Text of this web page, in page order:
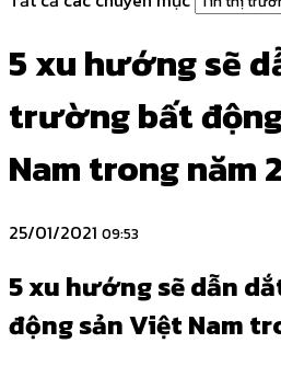
5 xu hướng sẽ
trường bất
Nam trong năm
25/01/2021 09:53
5 xu hướng sẽ dẫn
động sản Việt Nam